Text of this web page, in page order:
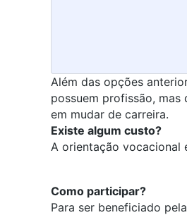
Além das opções
possuem profissão, mas
em mudar de carreira.
Existe algum custo?
A orientação vocacional
Como participar?
Para ser beneficiado